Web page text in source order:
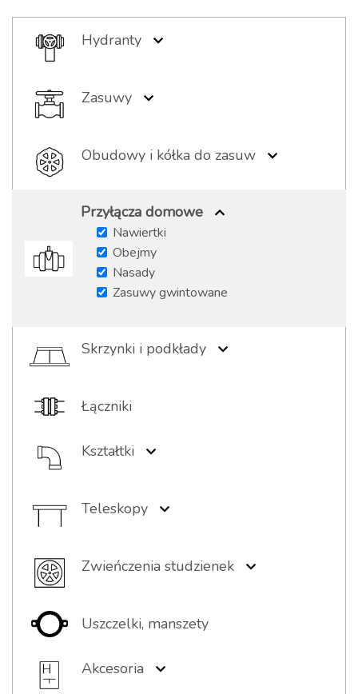
Hydranty
Akcesoria hydrantowe
Zasuwy
Zasuwy bose
Obudowy i kółka do zasuw
Kółka żeliwne
Kółka aluminiowe
Przyłącza domowe
Nawiertki
Obejmy
Nasady
Zasuwy gwintowane
Skrzynki i podkłady
Podkładki
Pierścienie wyrównawcze
Łączniki
Kształtki
Kształtki stalowe (kołnierze)
Teleskopy
Teleskop z pokrywą PP
Zwieńczenia studzienek
Elementy kompozytowe
Uszczelki, manszety
Akcesoria